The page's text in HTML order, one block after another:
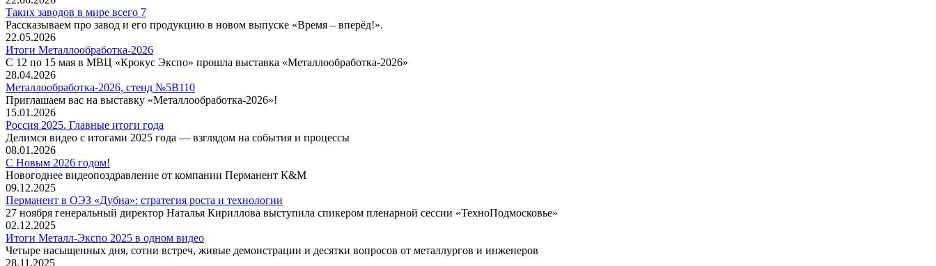
Таких заводов в мире всего 7
Рассказываем про завод и его продукцию в новом выпуске «Время – вперёд!».
22.05.2026
Итоги Металлообработка-2026
С 12 по 15 мая в МВЦ «Крокус Экспо» прошла выставка «Металлообработка‑2026»
28.04.2026
Металлообработка-2026, стенд №5В110
Приглашаем вас на выставку «Металлообработка-2026»!
15.01.2026
Россия 2025. Главные итоги года
Делимся видео с итогами 2025 года — взглядом на события и процессы
08.01.2026
С Новым 2026 годом!
Новогоднее видеопоздравление от компании Перманент К&М
09.12.2025
Перманент в ОЭЗ «Дубна»: стратегия роста и технологии
27 ноября генеральный директор Наталья Кириллова выступила спикером пленарной сессии «ТехноПодмосковье»
02.12.2025
Итоги Металл-Экспо 2025 в одном видео
Четыре насыщенных дня, сотни встреч, живые демонстрации и десятки вопросов от металлургов и инженеров
28.11.2025